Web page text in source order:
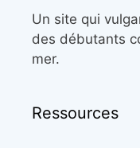
Un site qui
des débutants
mer.
Ressources